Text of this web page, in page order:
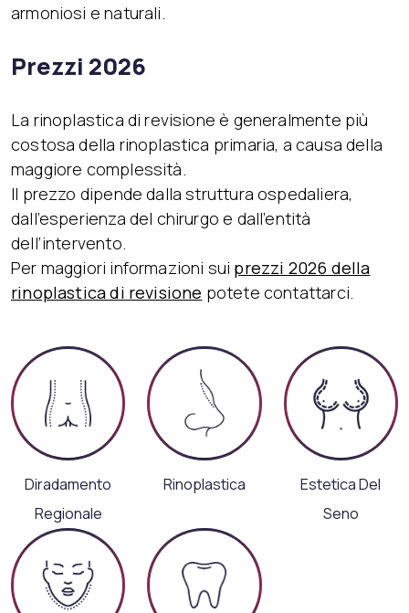
armoniosi e naturali.
Prezzi 2026
La rinoplastica di revisione è generalmente più
costosa della rinoplastica primaria, a causa della
maggiore complessità.
Il prezzo dipende dalla struttura ospedaliera,
dall’esperienza del chirurgo e dall’entità
dell’intervento.
Per maggiori informazioni sui prezzi 2026 della
rinoplastica di revisione potete contattarci.
Diradamento
Regionale
Rinoplastica
Estetica Del
Seno